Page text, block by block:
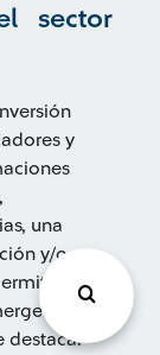
sector
y
una
y/o
o
destaca: